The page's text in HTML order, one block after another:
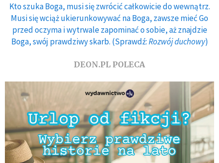
Kto szuka Boga, musi się zwrócić całkowicie do wewnątrz.
Musi się wciąż ukierunkowywać na Boga, zawsze mieć Go
przed oczyma i wytrwale zapominać o sobie, aż znajdzie
Boga, swój prawdziwy skarb. (Sprawdź:Rozwój duchowy)
DEON.PL POLECA